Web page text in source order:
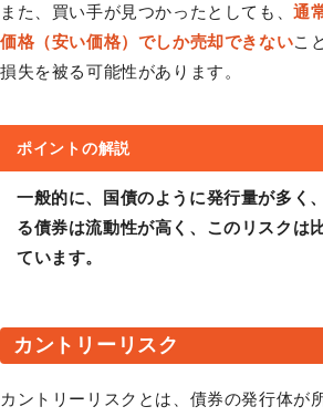
また、買い手が見つかったとしても、通
価格（安い価格）でしか売却できないこ
損失を被る可能性があります。
ポイントの解説
一般的に、国債のように発行量が多く
る債券は流動性が高く、このリスクは
ています。
カントリーリスク
カントリーリスクとは、債券の発行体が